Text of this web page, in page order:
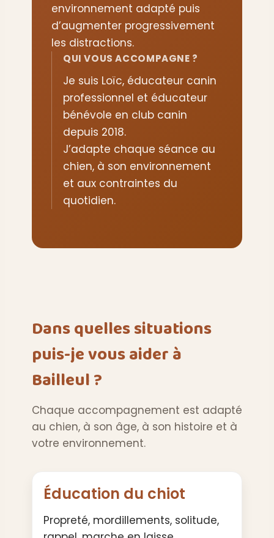
environnement adapté puis
d’augmenter progressivement
les distractions.
QUI VOUS ACCOMPAGNE ?
Je suis Loïc, éducateur canin
professionnel et éducateur
bénévole en club canin
depuis 2018.
J’adapte chaque séance au
chien, à son environnement
et aux contraintes du
quotidien.
Dans quelles situations
puis-je vous aider à
Bailleul ?
Chaque accompagnement est adapté
au chien, à son âge, à son histoire et à
votre environnement.
Éducation du chiot
Propreté, mordillements, solitude,